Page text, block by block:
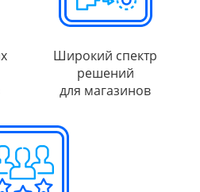
Широкий спектр
решений
для магазинов